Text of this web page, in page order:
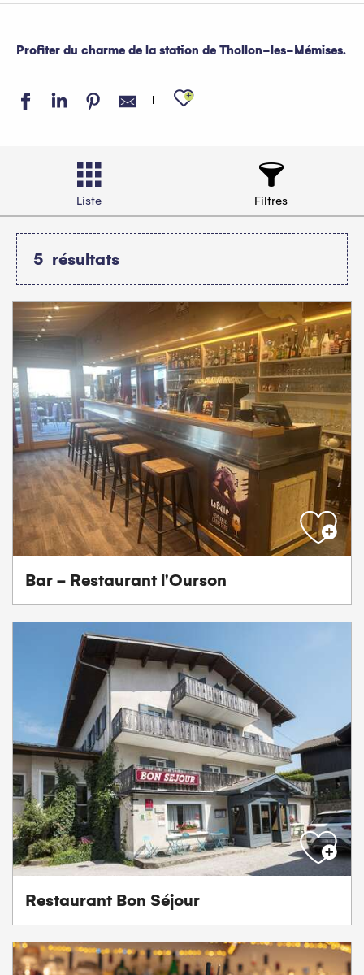
Profiter du charme de la station de Thollon-les-Mémises.
Ajouter aux
Liste Filtres
5 résultats
Bar - Restaurant l'Ourson
Restaurant Bon Séjour